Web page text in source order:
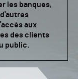
les banques,
aux
des clients
public.